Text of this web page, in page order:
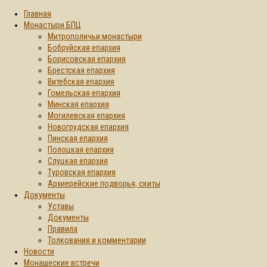
Главная
Монастыри БПЦ
Митрополичьи монастыри
Бобруйская епархия
Борисовская епархия
Брестская епархия
Витебская епархия
Гомельская епархия
Минская епархия
Могилевская епархия
Новогрудская епархия
Пинская епархия
Полоцкая епархия
Слуцкая епархия
Туровская епархия
Архиерейские подворья, скиты
Документы
Уставы
Документы
Правила
Толкования и комментарии
Новости
Монашеские встречи